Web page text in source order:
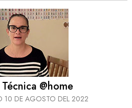
@home
10 DE AGOSTO DEL 2022